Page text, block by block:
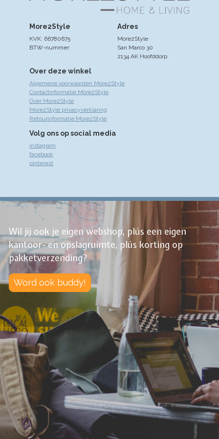
Over deze winkel
Algemene voorwaarden More2Style
Contactinformatie More2Style
Over More2Style
More2Style privacyverklaring
Retourinformatie More2Style
Volg ons op social media
instagram
facebook
pinterest
Adres
More2Style
San Marco 30
2134 AK Hoofddorp
More2Style
KVK: 66780675
BTW-nummer:
Wil jij ook je eigen webshop, plús een eigen
kantoor- en opslagruimte, plús korting op
pakketverzending?
Word ook buddy!